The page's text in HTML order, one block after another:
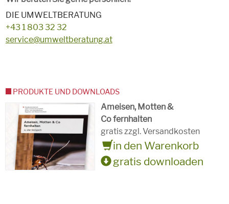
DIE UMWELTBERATUNG
+43 1 803 32 32
service@umweltberatung.at
PRODUKTE UND DOWNLOADS
Ameisen, Motten &
Co fernhalten
gratis zzgl. Versandkosten
in den Warenkorb
gratis downloaden